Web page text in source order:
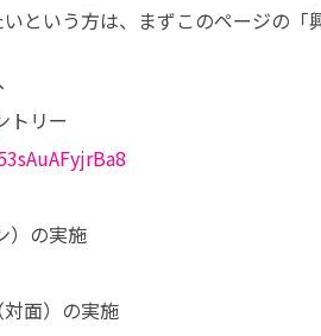
という方は、まずこのページの
）の実施
面）の実施